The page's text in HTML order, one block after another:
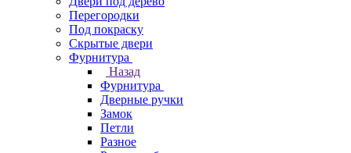
Перегородки
Под покраску
Скрытые двери
Фурнитура
Назад
Фурнитура
Дверные ручки
Замок
Петли
Разное